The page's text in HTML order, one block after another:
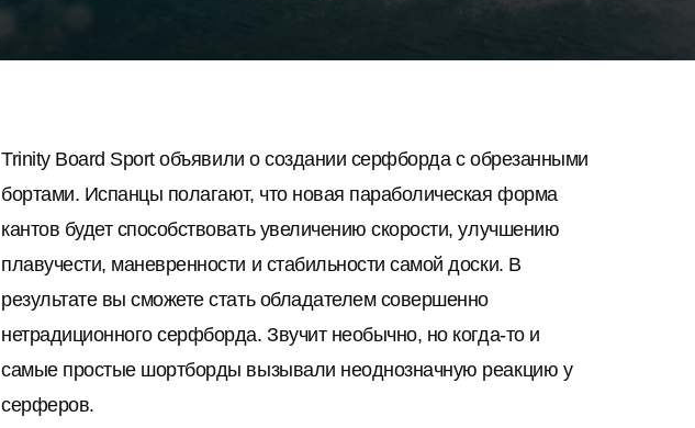
Trinity Board Sport объявили о создании серфборда с обрезанными
бортами. Испанцы полагают, что новая параболическая форма
кантов будет способствовать увеличению скорости, улучшению
плавучести, маневренности и стабильности самой доски. В
результате вы сможете стать обладателем совершенно
нетрадиционного серфборда. Звучит необычно, но когда-то и
самые простые шортборды вызывали неоднозначную реакцию у
серферов.